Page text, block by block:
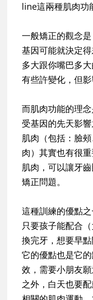
line這兩種肌肉功
一般矯正的觀念
基因可能就決定
多大跟你嘴巴多
有些許變化，但影
而肌肉功能的理
受基因的先天影
肌肉（包括：臉
肉）其實也有很
肌肉，可以讓牙
矯正問題。
這種訓練的優點
只要孩子能配合
換完牙，想要早
它的優點也是它
效，需要小朋友
之外，白天也要